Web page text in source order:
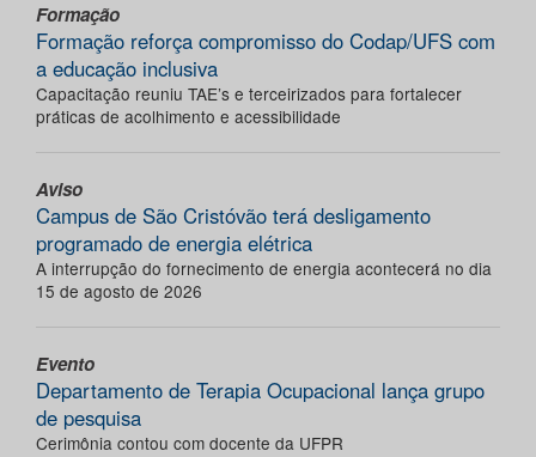
Formação
Formação reforça compromisso do Codap/UFS com
a educação inclusiva
Capacitação reuniu TAE’s e terceirizados para fortalecer
práticas de acolhimento e acessibilidade
Aviso
Campus de São Cristóvão terá desligamento
programado de energia elétrica
A interrupção do fornecimento de energia acontecerá no dia
15 de agosto de 2026
Evento
Departamento de Terapia Ocupacional lança grupo
de pesquisa
Cerimônia contou com docente da UFPR